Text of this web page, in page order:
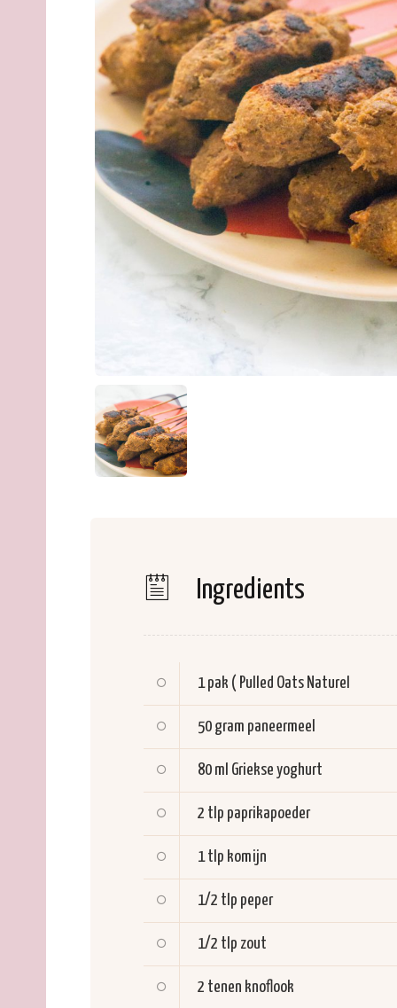
Ingredients
1 pak ( Pulled Oats Naturel
50 gram paneermeel
80 ml Griekse yoghurt
2 tlp paprikapoeder
1 tlp komijn
1/2 tlp peper
1/2 tlp zout
2 tenen knoflook